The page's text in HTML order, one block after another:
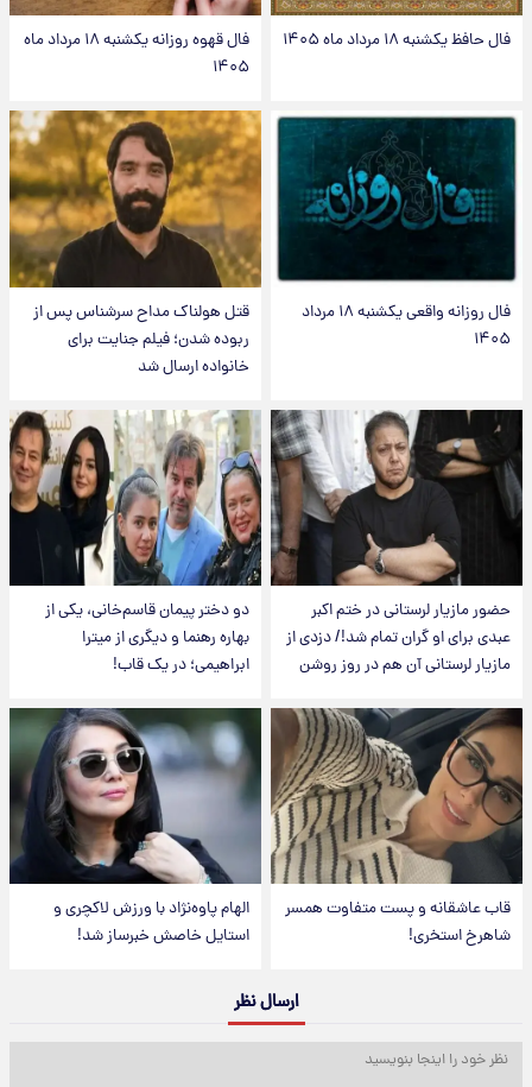
فال حافظ یکشنبه ۱۸ مرداد ماه ۱۴۰۵
فال قهوه روزانه یکشنبه ۱۸ مرداد ماه
۱۴۰۵
فال روزانه واقعی یکشنبه ۱۸ مرداد
۱۴۰۵
قتل هولناک مداح سرشناس پس از
ربوده شدن؛ فیلم جنایت برای
خانواده ارسال شد
حضور مازیار لرستانی در ختم اکبر
عبدی برای او گران تمام شد!/ دزدی از
مازیار لرستانی آن هم در روز روشن
دو دختر پیمان قاسم‌خانی، یکی از
بهاره رهنما و دیگری از میترا
ابراهیمی؛ در یک قاب!
قاب عاشقانه و پست متفاوت همسر
شاهرخ استخری!
الهام پاوه‌نژاد با ورزش لاکچری و
استایل خاصش خبرساز شد!
ارسال نظر